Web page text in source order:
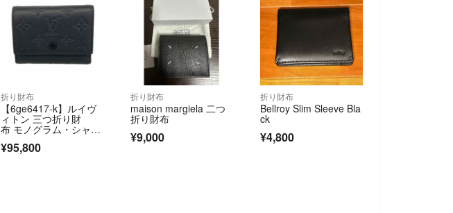
折り財布
【6ge6417-k】ルイヴ
ィトン 三つ折り財
布 モノグラム・シャド
ウ ヴィクターウォレッ
ト M12635 ブラック
¥95,800
折り財布
maison margiela 二つ
折り財布
¥9,000
折り財布
Bellroy Slim Sleeve Bla
ck
¥4,800